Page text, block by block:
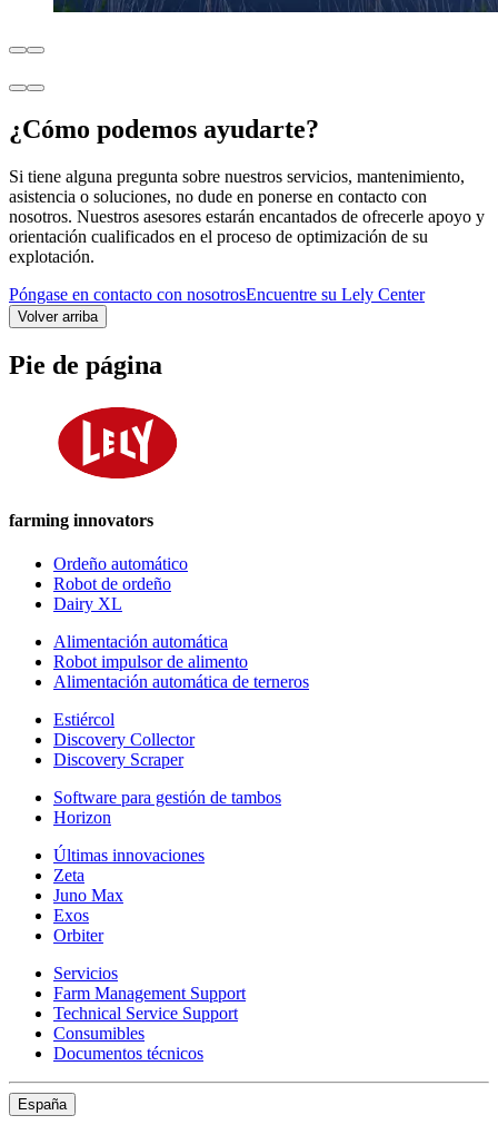
¿Cómo podemos ayudarte?
Si tiene alguna pregunta sobre nuestros servicios, mantenimiento,
asistencia o soluciones, no dude en ponerse en contacto con
nosotros. Nuestros asesores estarán encantados de ofrecerle apoyo y
orientación cualificados en el proceso de optimización de su
explotación.
Póngase en contacto con nosotrosEncuentre su Lely Center
Volver arriba
Pie de página
farming innovators
Ordeño automático
Robot de ordeño
Dairy XL
Alimentación automática
Robot impulsor de alimento
Alimentación automática de terneros
Estiércol
Discovery Collector
Discovery Scraper
Software para gestión de tambos
Horizon
Últimas innovaciones
Zeta
Juno Max
Exos
Orbiter
Servicios
Farm Management Support
Technical Service Support
Consumibles
Documentos técnicos
España